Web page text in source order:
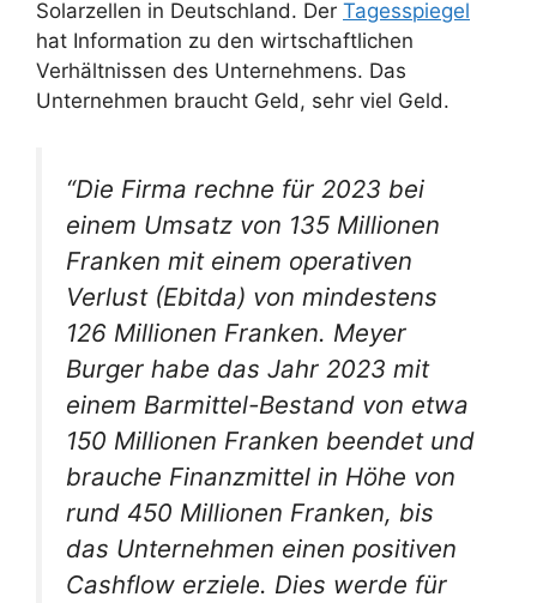
Solarzellen in Deutschland. Der Tagesspiegel
hat Information zu den wirtschaftlichen
Verhältnissen des Unternehmens. Das
Unternehmen braucht Geld, sehr viel Geld.
“Die Firma rechne für 2023 bei
einem Umsatz von 135 Millionen
Franken mit einem operativen
Verlust (Ebitda) von mindestens
126 Millionen Franken. Meyer
Burger habe das Jahr 2023 mit
einem Barmittel-Bestand von etwa
150 Millionen Franken beendet und
brauche Finanzmittel in Höhe von
rund 450 Millionen Franken, bis
das Unternehmen einen positiven
Cashflow erziele. Dies werde für